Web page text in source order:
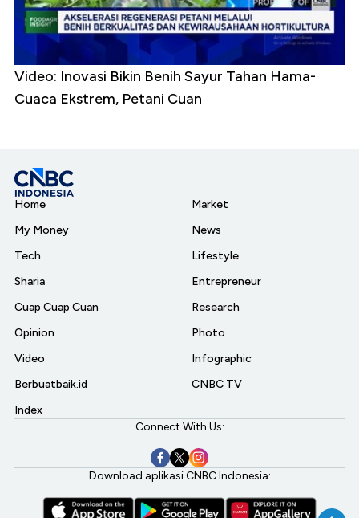
Video: Inovasi Bikin Benih Sayur Tahan Hama-
Cuaca Ekstrem, Petani Cuan
Home
My Money
Tech
Sharia
Cuap Cuap Cuan
Opinion
Video
Berbuatbaik.id
Index
Market
News
Lifestyle
Entrepreneur
Research
Photo
Infographic
CNBC TV
Connect With Us:
Download aplikasi CNBC Indonesia: